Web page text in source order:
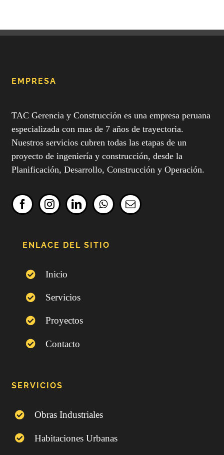
EMPRESA
TAC Gerencia y Construcción es una empresa peruana
especializada con mas de 7 años de trayectoria.
Nuestros servicios cubren todas las etapas de un
proyecto de ingeniería y construcción, desde la
Planificación, Desarrollo, Construcción y Operación.
ENLACE DEL SITIO
Inicio
Servicios
Proyectos
Contacto
SERVICIOS
Obras Industriales
Habitaciones Urbanas